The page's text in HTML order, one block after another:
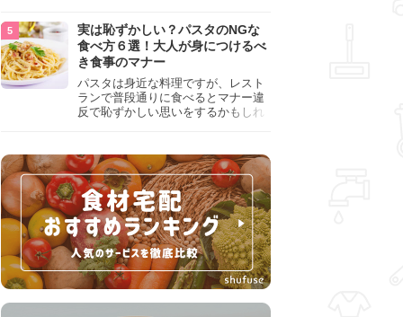
真は個人情報が詰まっているので、
ただ丸めただけの状態で捨ててしま
うのは危険です。写真にすべきでは
ない捨て方をまとめているので、ぜ
ひチェックしておきましょう。
実は恥ずかしい？パスタのNGな
食べ方６選！大人が身につけるべ
き食事のマナー
パスタは身近な料理ですが、レスト
ランで普段通りに食べるとマナー違
反で恥ずかしい思いをするかもしれ
して、正しい食べ方を確認しましょ
う。大人の嗜みとして知っておきた
い新常識を解説します。